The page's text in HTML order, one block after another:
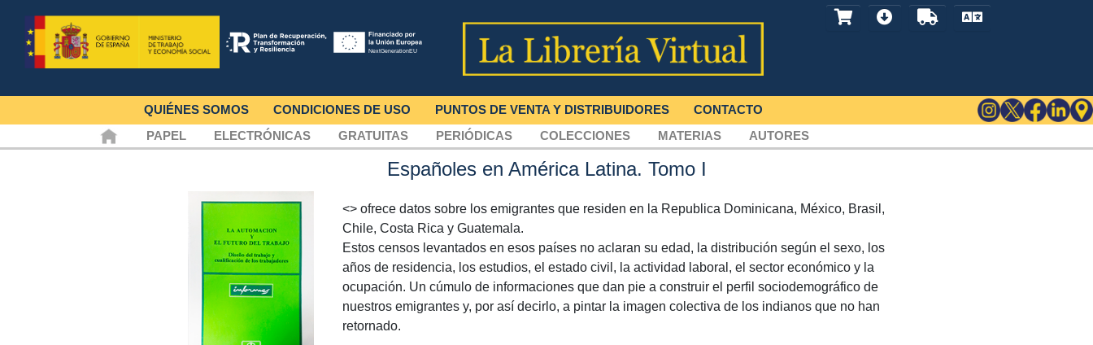
QUIÉNES SOMOS CONDICIONES DE USO PUNTOS DE VENTA Y DISTRIBUIDORES
CONTACTO
PAPEL
ELECTRÓNICAS GRATUITAS PERIÓDICAS COLECCIONES MATERIAS AUTORES
Españoles en América Latina. Tomo I
<> ofrece datos sobre los emigrantes que residen en la Republica Dominicana, México, Brasil,
Chile, Costa Rica y Guatemala.
Estos censos levantados en esos países no aclaran su edad, la distribución según el sexo, los
años de residencia, los estudios, el estado civil, la actividad laboral, el sector económico y la
ocupación. Un cúmulo de informaciones que dan pie a construir el perfil sociodemográfico de
nuestros emigrantes y, por así decirlo, a pintar la imagen colectiva de los indianos que no han
retornado.